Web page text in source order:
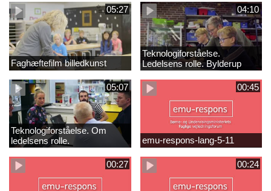
05:27
Faghæftefilm billedkunst
04:10
Teknologiforståelse.
Ledelsens rolle. Bylderup
Skole
05:07
Teknologiforståelse. Om
ledelsens rolle.
Sofiendalskolen
00:45
emu-respons-lang-5-11
00:27 00:24